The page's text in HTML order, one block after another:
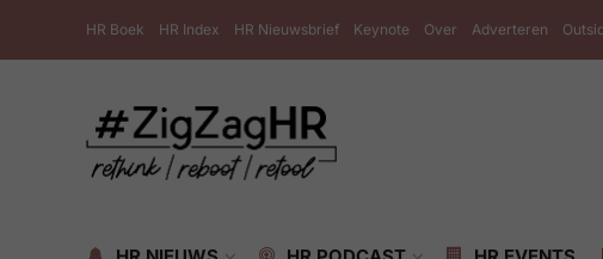
HR Boek HR Index HR Nieuwsbrief Keynote Over Adverteren